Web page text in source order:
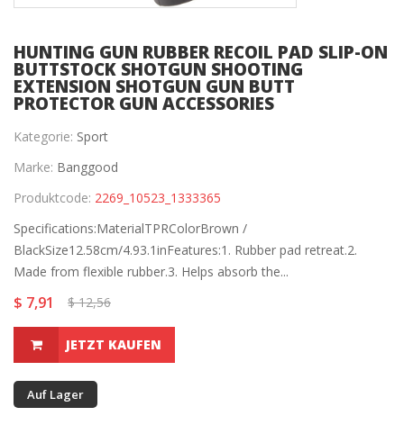
HUNTING GUN RUBBER RECOIL PAD SLIP-ON
BUTTSTOCK SHOTGUN SHOOTING
EXTENSION SHOTGUN GUN BUTT
PROTECTOR GUN ACCESSORIES
Kategorie: Sport
Marke: Banggood
Produktcode: 2269_10523_1333365
Specifications:MaterialTPRColorBrown /
BlackSize12.58cm/4.93.1inFeatures:1. Rubber pad retreat.2.
Made from flexible rubber.3. Helps absorb the...
$ 7,91 $ 12,56
JETZT KAUFEN
Auf Lager